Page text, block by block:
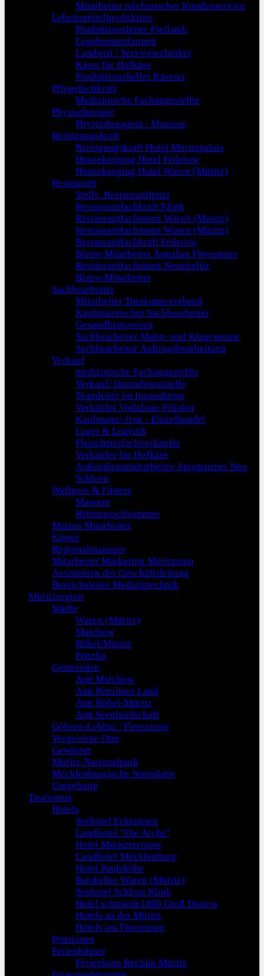
Mitarbeiter telefonischer Kundenservice
Lebensmittelproduktion
Produktionsleiter Freiland-
Legehennenfarmen
Landwirt / Servicetechniker
Käser für Hofkäse
Produktionshelfer Käserei
Pflegefachkraft
Medizinische Fachangestellte
Physiotherapie
Physiotherapeut / Masseur
Reinigungskraft
Reinigungskraft Hotel Müritzpalais
Housekeeping Hotel Federow
Housekeeping Hotel Waren (Müritz)
Restaurant
Stellv. Restaurantleiter
Restaurantfachkraft Klink
Restaurantfachmann Waren (Müritz)
Restaurantfachmann Waren (Müritz)
Restaurantfachkraft Federow
Bistro-Mitarbeiter Aquafun Fleesensee
Restaurantfachmann Neustrelitz
Bistro-Mitarbeiter
Sachbearbeiter
Mitarbeiter Tourismusverband
Kaufmännischer Sachbearbeiter
Gesundheitswesen
Sachbearbeiter Mahn- und Klagewesen
Sachbearbeiter Auftragsbearbeitung
Verkauf
medizinische Fachangestellte
Verkauf/ Innendienststelle
Teamleiter im Innendienst
Verkäufer Vodafone-Filialen
Kaufmann/-frau - Einzelhandel
Lager & Logistik
Fleischereifachverkäufer
Verkäufer für Hofkäse
Außendienstmitarbeiter Agropartner Neu
Schloen
Wellness & Fitness
Masseur
Rettungsschwimmer
Marina Mitarbeiter
Küster
Regionalmanager
Mitarbeiter Marketing Müritzeum
Assistenten der Geschäftsleitung
Bereichsleiter Medizintechnik
Müritzregion
Städte
Waren (Müritz)
Malchow
Röbel/Müritz
Penzlin
Gemeinden
Amt Malchow
Amt Penzliner Land
Amt Röbel-Müritz
Amt Seenlandschaft
Göhren-Lebbin / Fleesensee
Vergessene Orte
Gewässer
Müritz-Nationalpark
Mecklenburgische Seenplatte
Umgebung
Tourismus
Hotels
Seehotel Ecktannen
Landhotel "Die Arche"
Hotel Müritzterrasse
Landhotel Mecklenburg
Hotel Paulshöhe
Ratskeller Waren (Müritz)
Seehotel Schloss Klink
Hotel schmiede1860 Groß Dratow
Hotels an der Müritz
Hotels am Fleesensee
Pensionen
Ferienhäuser
Ferienhaus Rechlin Müritz